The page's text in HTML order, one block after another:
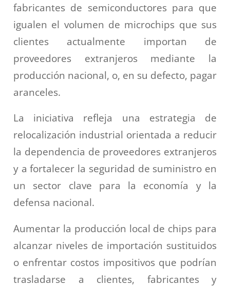
fabricantes de semiconductores para que
igualen el volumen de microchips que sus
clientes actualmente importan de
proveedores extranjeros mediante la
producción nacional, o, en su defecto, pagar
aranceles.
La iniciativa refleja una estrategia de
relocalización industrial orientada a reducir
la dependencia de proveedores extranjeros
y a fortalecer la seguridad de suministro en
un sector clave para la economía y la
defensa nacional.
Aumentar la producción local de chips para
alcanzar niveles de importación sustituidos
o enfrentar costos impositivos que podrían
trasladarse a clientes, fabricantes y